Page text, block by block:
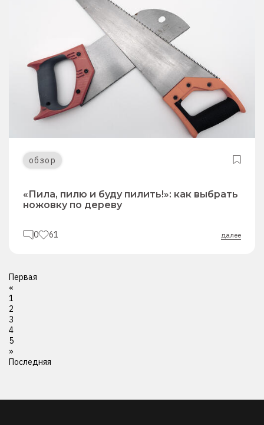
обзор
«Пила, пилю и буду пилить!»: как выбрать
ножовку по дереву
0 61 далее
Первая
«
1
2
3
4
5
»
Последняя